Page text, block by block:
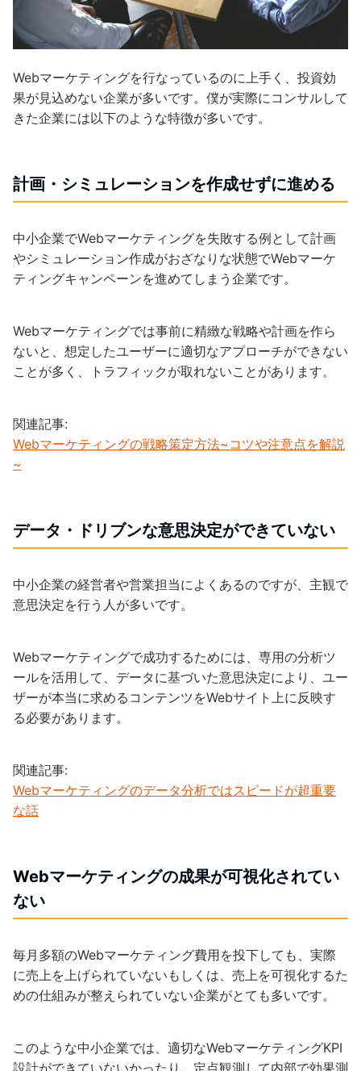
Webマーケティングを行なっているのに上手く、投資効
果が見込めない企業が多いです。僕が実際にコンサルして
きた企業には以下のような特徴が多いです。
計画・シミュレーションを作成せずに進める
中小企業でWebマーケティングを失敗する例として計画
やシミュレーション作成がおざなりな状態でWebマーケ
ティングキャンペーンを進めてしまう企業です。
Webマーケティングでは事前に精緻な戦略や計画を作ら
ないと、想定したユーザーに適切なアプローチができない
ことが多く、トラフィックが取れないことがあります。
関連記事:
Webマーケティングの戦略策定方法~コツや注意点を解説
~
データ・ドリブンな意思決定ができていない
中小企業の経営者や営業担当によくあるのですが、主観で
意思決定を行う人が多いです。
Webマーケティングで成功するためには、専用の分析ツ
ールを活用して、データに基づいた意思決定により、ユー
ザーが本当に求めるコンテンツをWebサイト上に反映す
る必要があります。
関連記事:
Webマーケティングのデータ分析ではスピードが超重要
な話
Webマーケティングの成果が可視化されてい
ない
毎月多額のWebマーケティング費用を投下しても、実際
に売上を上げられていないもしくは、売上を可視化するた
めの仕組みが整えられていない企業がとても多いです。
このような中小企業では、適切なWebマーケティングKPI
設計ができていないかったり、定点観測して内部で効果測